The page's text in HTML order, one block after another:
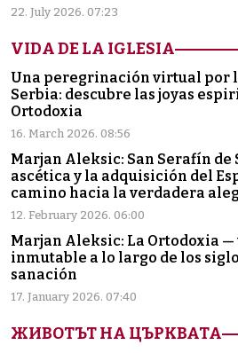
22. July 2026. 07:23
VIDA DE LA IGLESIA
Una peregrinación virtual por
Serbia: descubre las joyas
Ortodoxia
16. March 2026. 08:56
Marjan Aleksic: San Serafín de
ascética y la adquisición del
camino hacia la verdadera
12. February 2026. 06:00
Marjan Aleksic: La Ortodoxia —
inmutable a lo largo de los
sanación
17. January 2026. 07:40
ЖИВОТЪТ НА ЦЪРКВАТА